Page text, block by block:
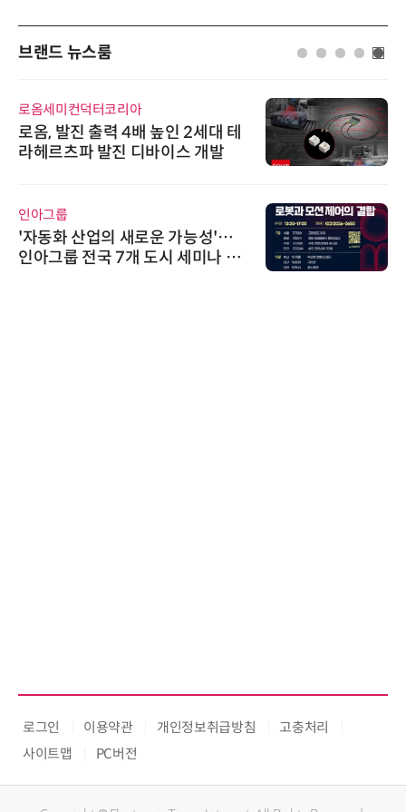
브랜드 뉴스룸
로옴세미컨덕터코리아
로옴, 발진 출력 4배 높인 2세대 테
라헤르츠파 발진 디바이스 개발
인아그룹
'자동화 산업의 새로운 가능성'…
인아그룹 전국 7개 도시 세미나 페
로그인 이용약관 개인정보취급방침
고충처리
사이트맵
PC버전